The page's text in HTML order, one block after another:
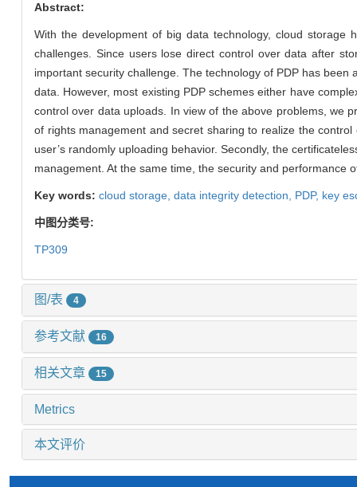
Abstract:
With the development of big data technology, cloud
challenges. Since users lose direct control over data after
important security challenge. The technology of PDP has
data. However, most existing PDP schemes either have
control over data uploads. In view of the above problems, we
of rights management and secret sharing to realize the
user’s randomly uploading behavior. Secondly, the
management. At the same time, the security and performance
Key words: cloud storage, data integrity detection, PDP, key
中图分类号:
TP309
图/表 4
参考文献 16
相关文章 15
Metrics
本文评价